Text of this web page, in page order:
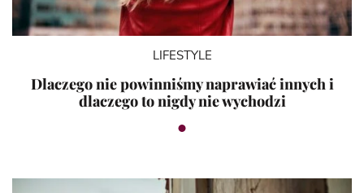
LIFESTYLE
Dlaczego nie powinniśmy naprawiać innych i
dlaczego to nigdy nie wychodzi